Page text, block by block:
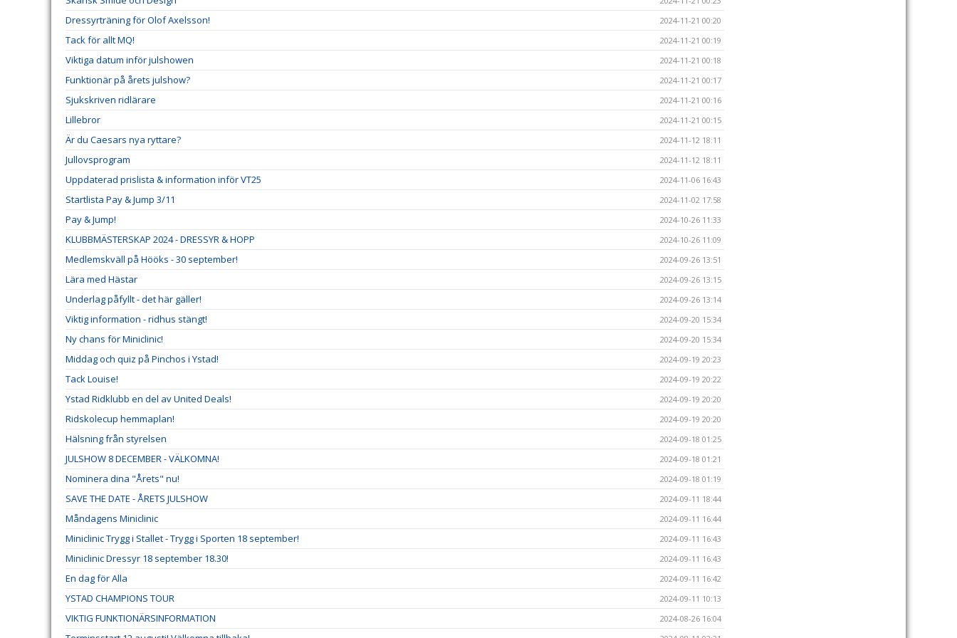
Dressyrträning för Olof Axelsson! 2024-11-21 00:20
Tack för allt MQ! 2024-11-21 00:19
Viktiga datum inför julshowen 2024-11-21 00:18
Funktionär på årets julshow? 2024-11-21 00:17
Sjukskriven ridlärare 2024-11-21 00:16
Lillebror 2024-11-21 00:15
Är du Caesars nya ryttare? 2024-11-12 18:11
Jullovsprogram 2024-11-12 18:11
Uppdaterad prislista & information inför VT25 2024-11-06 16:43
Startlista Pay & Jump 3/11 2024-11-02 17:58
Pay & Jump! 2024-10-26 11:33
KLUBBMÄSTERSKAP 2024 - DRESSYR & HOPP 2024-10-26 11:09
Medlemskväll på Hööks - 30 september! 2024-09-26 13:51
Lära med Hästar 2024-09-26 13:15
Underlag påfyllt - det här gäller! 2024-09-26 13:14
Viktig information - ridhus stängt! 2024-09-20 15:34
Ny chans för Miniclinic! 2024-09-20 15:34
Middag och quiz på Pinchos i Ystad! 2024-09-19 20:23
Tack Louise! 2024-09-19 20:22
Ystad Ridklubb en del av United Deals! 2024-09-19 20:20
Ridskolecup hemmaplan! 2024-09-19 20:20
Hälsning från styrelsen 2024-09-18 01:25
JULSHOW 8 DECEMBER - VÄLKOMNA! 2024-09-18 01:21
Nominera dina "Årets" nu! 2024-09-18 01:19
SAVE THE DATE - ÅRETS JULSHOW 2024-09-11 18:44
Måndagens Miniclinic 2024-09-11 16:44
Miniclinic Trygg i Stallet - Trygg i Sporten 18 september! 2024-09-11 16:43
Miniclinic Dressyr 18 september 18.30! 2024-09-11 16:43
En dag för Alla 2024-09-11 16:42
YSTAD CHAMPIONS TOUR 2024-09-11 10:13
VIKTIG FUNKTIONÄRSINFORMATION 2024-08-26 16:04